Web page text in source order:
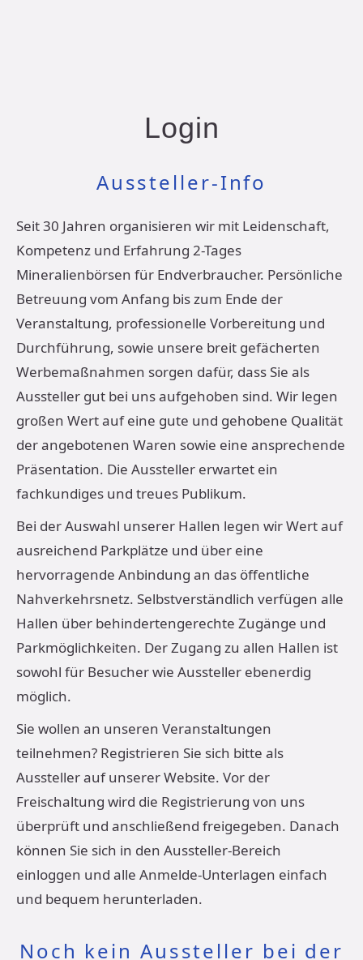
Login
Aussteller-Info
Seit 30 Jahren organisieren wir mit Leidenschaft,
Kompetenz und Erfahrung 2-Tages
Mineralienbörsen für Endverbraucher. Persönliche
Betreuung vom Anfang bis zum Ende der
Veranstaltung, professionelle Vorbereitung und
Durchführung, sowie unsere breit gefächerten
Werbemaßnahmen sorgen dafür, dass Sie als
Aussteller gut bei uns aufgehoben sind. Wir legen
großen Wert auf eine gute und gehobene Qualität
der angebotenen Waren sowie eine ansprechende
Präsentation. Die Aussteller erwartet ein
fachkundiges und treues Publikum.
Bei der Auswahl unserer Hallen legen wir Wert auf
ausreichend Parkplätze und über eine
hervorragende Anbindung an das öffentliche
Nahverkehrsnetz. Selbstverständlich verfügen alle
Hallen über behindertengerechte Zugänge und
Parkmöglichkeiten. Der Zugang zu allen Hallen ist
sowohl für Besucher wie Aussteller ebenerdig
möglich.
Sie wollen an unseren Veranstaltungen
teilnehmen? Registrieren Sie sich bitte als
Aussteller auf unserer Website. Vor der
Freischaltung wird die Registrierung von uns
überprüft und anschließend freigegeben. Danach
können Sie sich in den Aussteller-Bereich
einloggen und alle Anmelde-Unterlagen einfach
und bequem herunterladen.
Noch kein Aussteller bei der